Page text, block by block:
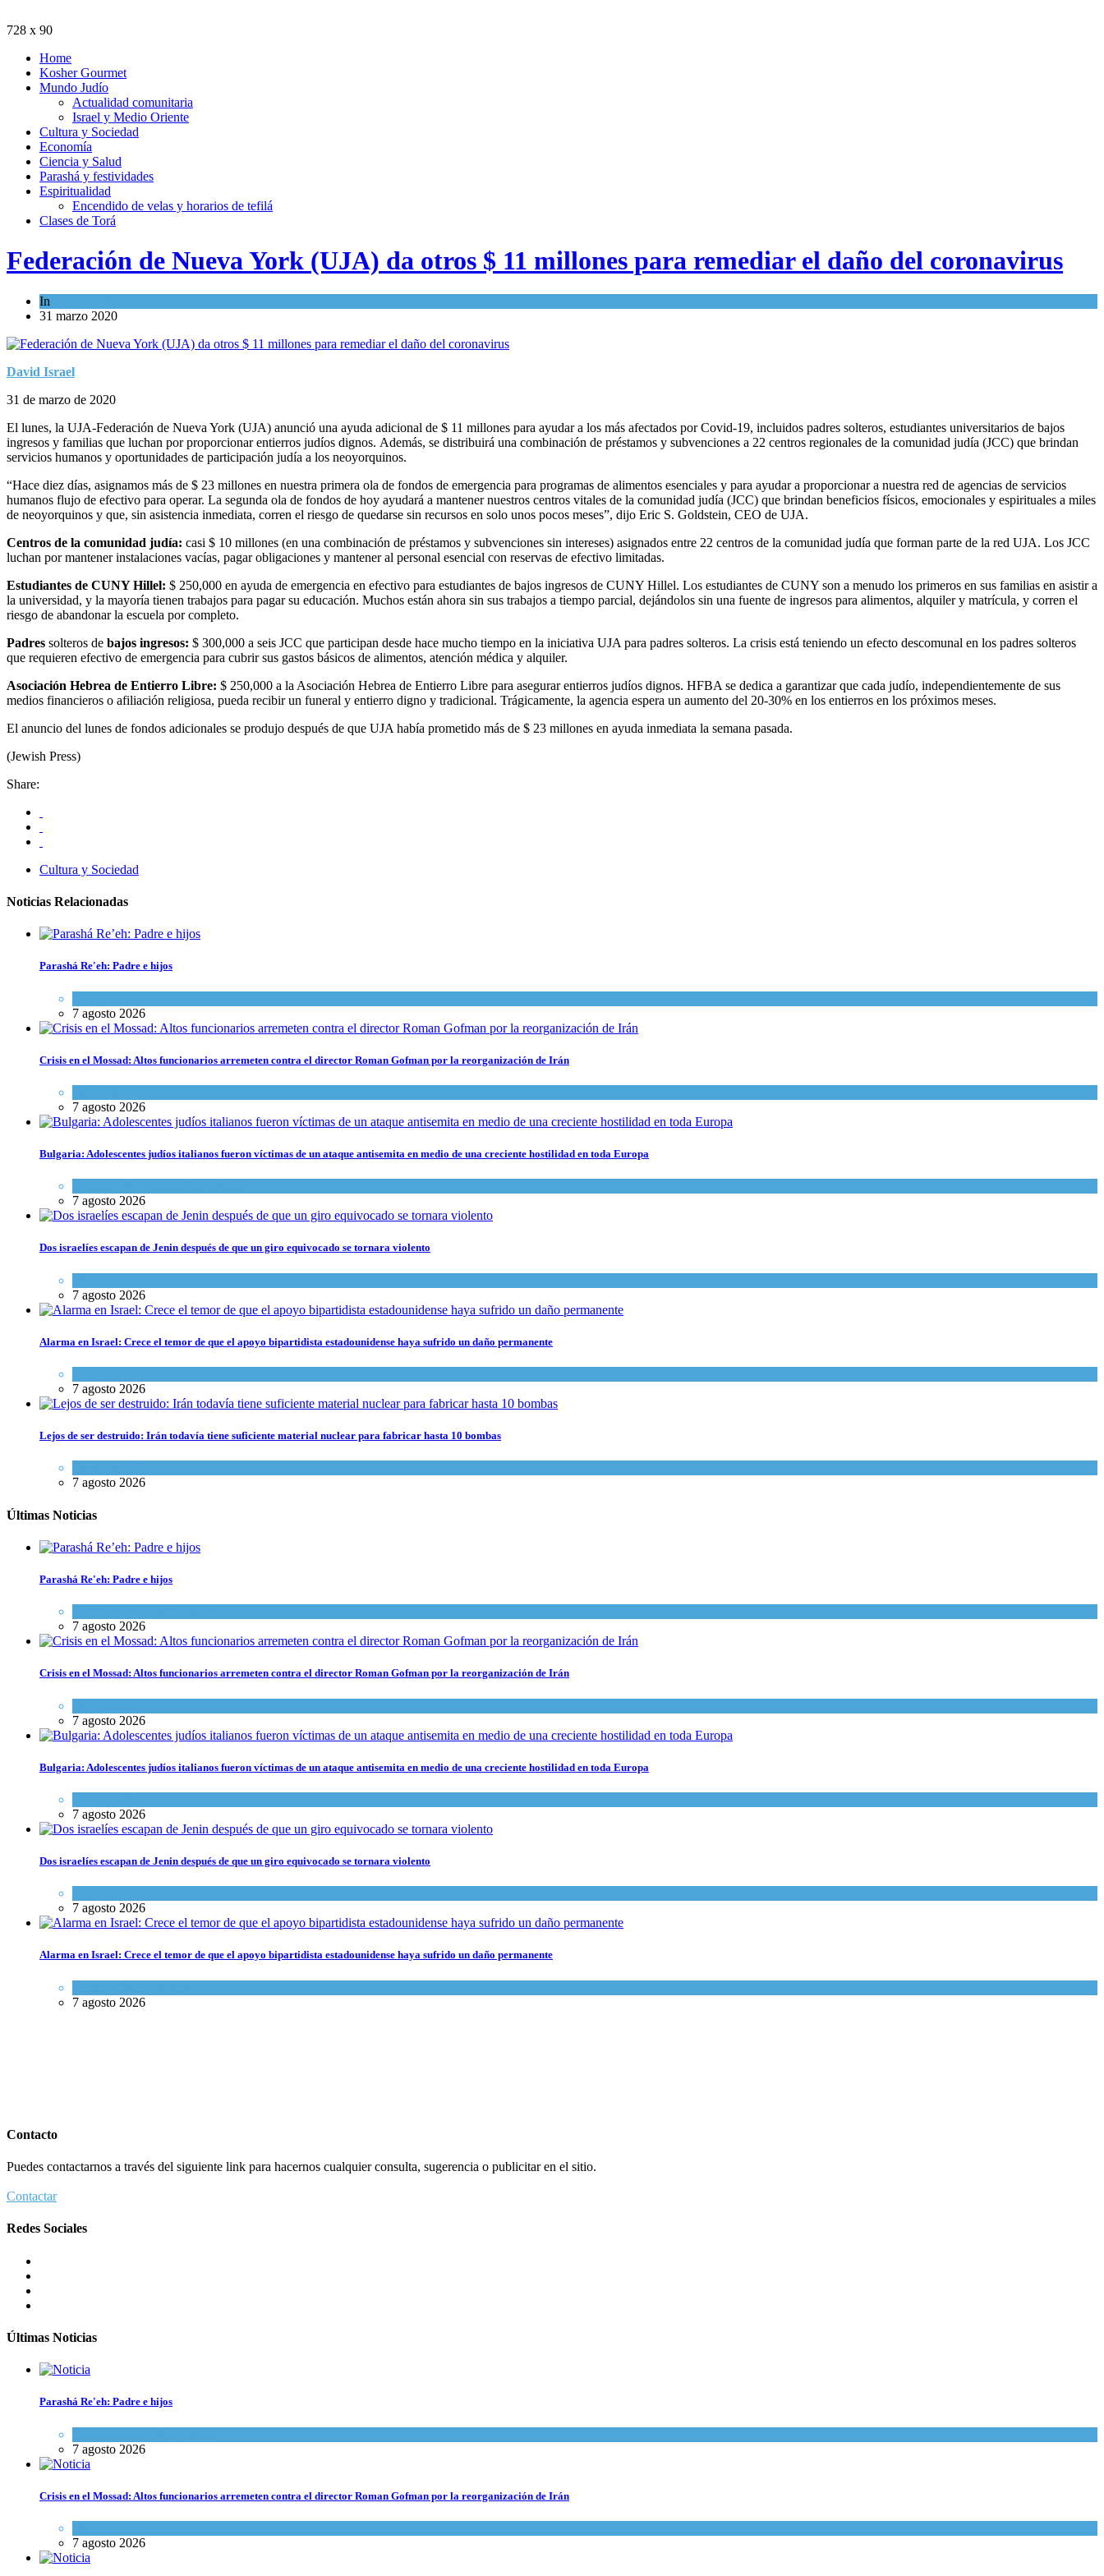
728 x 90
Home
Kosher Gourmet
Mundo Judío
Actualidad comunitaria
Israel y Medio Oriente
Cultura y Sociedad
Economía
Ciencia y Salud
Parashá y festividades
Espiritualidad
Encendido de velas y horarios de tefilá
Clases de Torá
Federación de Nueva York (UJA) da otros $ 11 millones para remediar el daño del coronavirus
In
31 marzo 2020
David Israel
31 de marzo de 2020
El lunes, la UJA-Federación de Nueva York (UJA) anunció una ayuda adicional de $ 11 millones para ayudar a los más afectados por Covid-19, incluidos padres solteros, estudiantes universitarios de bajos
ingresos y familias que luchan por proporcionar entierros judíos dignos. Además, se distribuirá una combinación de préstamos y subvenciones a 22 centros regionales de la comunidad judía (JCC) que brindan
servicios humanos y oportunidades de participación judía a los neoyorquinos.
“Hace diez días, asignamos más de $ 23 millones en nuestra primera ola de fondos de emergencia para programas de alimentos esenciales y para ayudar a proporcionar a nuestra red de agencias de servicios
humanos flujo de efectivo para operar. La segunda ola de fondos de hoy ayudará a mantener nuestros centros vitales de la comunidad judía (JCC) que brindan beneficios físicos, emocionales y espirituales a miles
de neoyorquinos y que, sin asistencia inmediata, corren el riesgo de quedarse sin recursos en solo unos pocos meses”, dijo Eric S. Goldstein, CEO de UJA.
Centros de la comunidad judía: casi $ 10 millones (en una combinación de préstamos y subvenciones sin intereses) asignados entre 22 centros de la comunidad judía que forman parte de la red UJA. Los JCC
luchan por mantener instalaciones vacías, pagar obligaciones y mantener al personal esencial con reservas de efectivo limitadas.
Estudiantes de CUNY Hillel: $ 250,000 en ayuda de emergencia en efectivo para estudiantes de bajos ingresos de CUNY Hillel. Los estudiantes de CUNY son a menudo los primeros en sus familias en asistir a
la universidad, y la mayoría tienen trabajos para pagar su educación. Muchos están ahora sin sus trabajos a tiempo parcial, dejándolos sin una fuente de ingresos para alimentos, alquiler y matrícula, y corren el
riesgo de abandonar la escuela por completo.
Padres solteros de bajos ingresos: $ 300,000 a seis JCC que participan desde hace mucho tiempo en la iniciativa UJA para padres solteros. La crisis está teniendo un efecto descomunal en los padres solteros
que requieren efectivo de emergencia para cubrir sus gastos básicos de alimentos, atención médica y alquiler.
Asociación Hebrea de Entierro Libre: $ 250,000 a la Asociación Hebrea de Entierro Libre para asegurar entierros judíos dignos. HFBA se dedica a garantizar que cada judío, independientemente de sus
medios financieros o afiliación religiosa, pueda recibir un funeral y entierro digno y tradicional. Trágicamente, la agencia espera un aumento del 20-30% en los entierros en los próximos meses.
El anuncio del lunes de fondos adicionales se produjo después de que UJA había prometido más de $ 23 millones en ayuda inmediata la semana pasada.
(Jewish Press)
Share:
Cultura y Sociedad
Noticias Relacionadas
Parashá Re'eh: Padre e hijos
7 agosto 2026
Crisis en el Mossad: Altos funcionarios arremeten contra el director Roman Gofman por la reorganización de Irán
7 agosto 2026
Bulgaria: Adolescentes judíos italianos fueron víctimas de un ataque antisemita en medio de una creciente hostilidad en toda Europa
7 agosto 2026
Dos israelíes escapan de Jenin después de que un giro equivocado se tornara violento
7 agosto 2026
Alarma en Israel: Crece el temor de que el apoyo bipartidista estadounidense haya sufrido un daño permanente
7 agosto 2026
Lejos de ser destruido: Irán todavía tiene suficiente material nuclear para fabricar hasta 10 bombas
7 agosto 2026
Últimas Noticias
Parashá Re'eh: Padre e hijos
7 agosto 2026
Crisis en el Mossad: Altos funcionarios arremeten contra el director Roman Gofman por la reorganización de Irán
7 agosto 2026
Bulgaria: Adolescentes judíos italianos fueron víctimas de un ataque antisemita en medio de una creciente hostilidad en toda Europa
7 agosto 2026
Dos israelíes escapan de Jenin después de que un giro equivocado se tornara violento
7 agosto 2026
Alarma en Israel: Crece el temor de que el apoyo bipartidista estadounidense haya sufrido un daño permanente
7 agosto 2026
Contacto
Puedes contactarnos a través del siguiente link para hacernos cualquier consulta, sugerencia o publicitar en el sitio.
Contactar
Redes Sociales
Últimas Noticias
Parashá Re'eh: Padre e hijos
7 agosto 2026
Crisis en el Mossad: Altos funcionarios arremeten contra el director Roman Gofman por la reorganización de Irán
7 agosto 2026